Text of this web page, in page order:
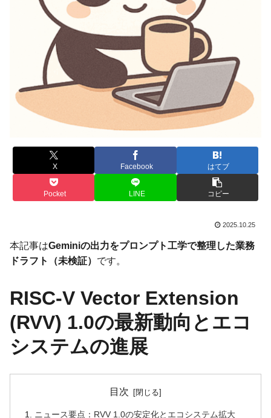
X Facebook はてブ
Pocket LINE コピー
2025.10.25
本記事はGeminiの出力をプロンプト工学で整理した業務
ドラフト（未検証） です。
RISC-V Vector Extension
(RVV) 1.0の最新動向とエコ
システムの進展
目次
ニュース要点：RVV 1.0の安定化とエコシステム拡大